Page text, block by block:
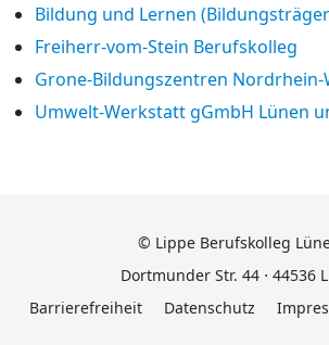
Bildung und Lernen
Freiherr-vom-Stein Berufskolleg
Grone-Bildungszentren Nordrhein-
Umwelt-Werkstatt gGmbH Lünen
© Lippe Berufskolleg
Dortmunder Str. 44 ⋅ 44536
Barrierefreiheit
Datenschutz